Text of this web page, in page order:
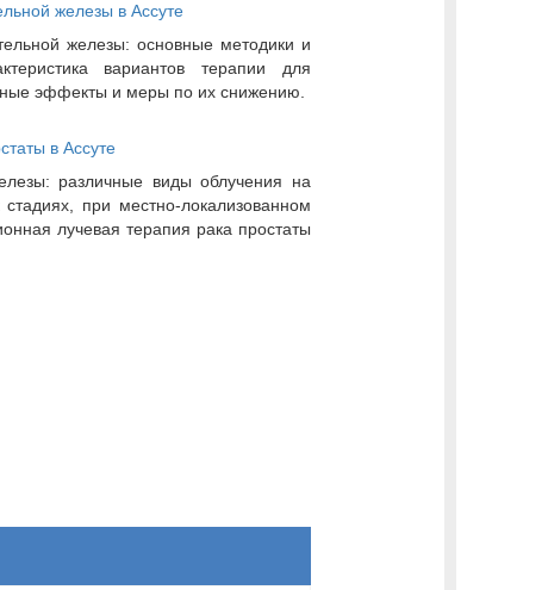
железы в Ассуте
железы: основные методики и
вариантов терапии для
эффекты и меры по их снижению.
в Ассуте
различные виды облучения на
при местно-локализованном
лучевая терапия рака простаты